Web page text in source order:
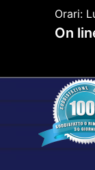
Orari:
On